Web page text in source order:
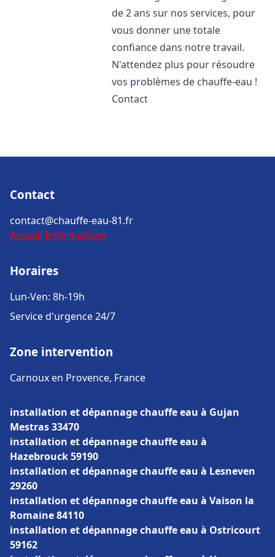
de 2 ans sur nos services, pour
vous donner une totale
confiance dans notre travail.
N'attendez plus pour résoudre
vos problèmes de chauffe-eau !
Contact
Contact
contact@chauffe-eau-81.fr
Accueil Informations
Horaires
Lun-Ven: 8h-19h
Service d'urgence 24/7
Zone intervention
Carnoux en Provence, France
installation et dépannage chauffe eau à Gujan
Mestras 33470
installation et dépannage chauffe eau à
Hazebrouck 59190
installation et dépannage chauffe eau à Lesneven
29260
installation et dépannage chauffe eau à Vaison la
Romaine 84110
installation et dépannage chauffe eau à Ostricourt
59162